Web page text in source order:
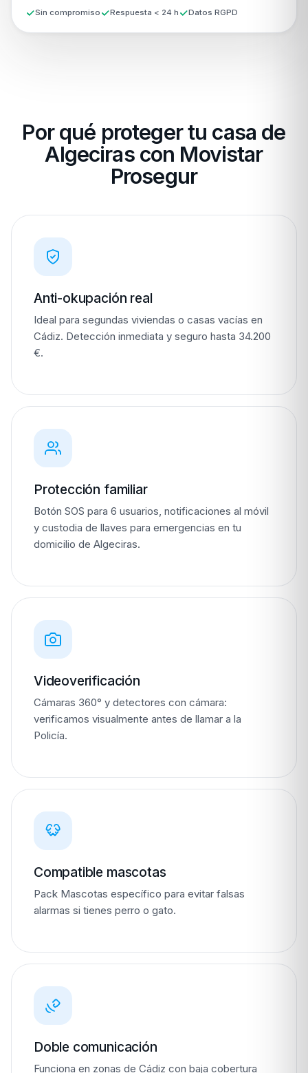
Sin compromiso Respuesta < 24 h Datos RGPD
Por qué proteger tu casa de
Algeciras con Movistar
Prosegur
Anti-okupación real
Ideal para segundas viviendas o casas vacías en
Cádiz. Detección inmediata y seguro hasta 34.200
€.
Protección familiar
Botón SOS para 6 usuarios, notificaciones al móvil
y custodia de llaves para emergencias en tu
domicilio de Algeciras.
Videoverificación
Cámaras 360° y detectores con cámara:
verificamos visualmente antes de llamar a la
Policía.
Compatible mascotas
Pack Mascotas específico para evitar falsas
alarmas si tienes perro o gato.
Doble comunicación
Funciona en zonas de Cádiz con baja cobertura